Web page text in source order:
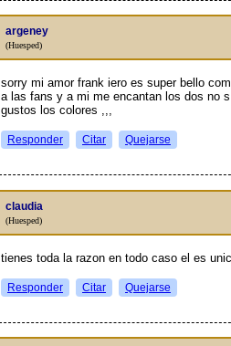
argeney
(Huesped)
sorry mi amor frank iero es super bello
a las fans y a mi me encantan los dos no
gustos los colores ,,,
Responder Citar Quejarse
claudia
(Huesped)
tienes toda la razon en todo caso el es
Responder Citar Quejarse